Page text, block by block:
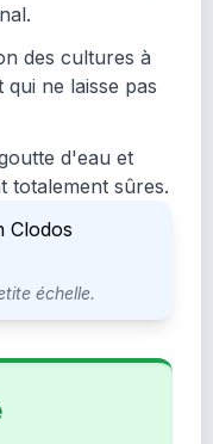
des cultures à
ne laisse pas
d'eau et
totalement sûres.
échelle.